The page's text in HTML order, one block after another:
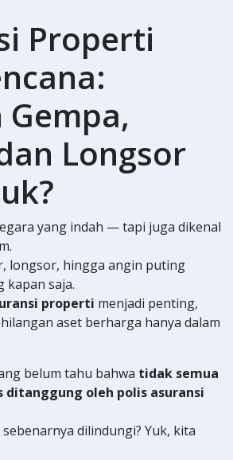
Properti
Longsor
yang indah — tapi juga dikenal
longsor, hingga angin puting
kapan saja.
properti menjadi penting,
aset berharga hanya dalam
belum tahu bahwa tidak semua
ditanggung oleh polis asuransi
dilindungi? Yuk, kita